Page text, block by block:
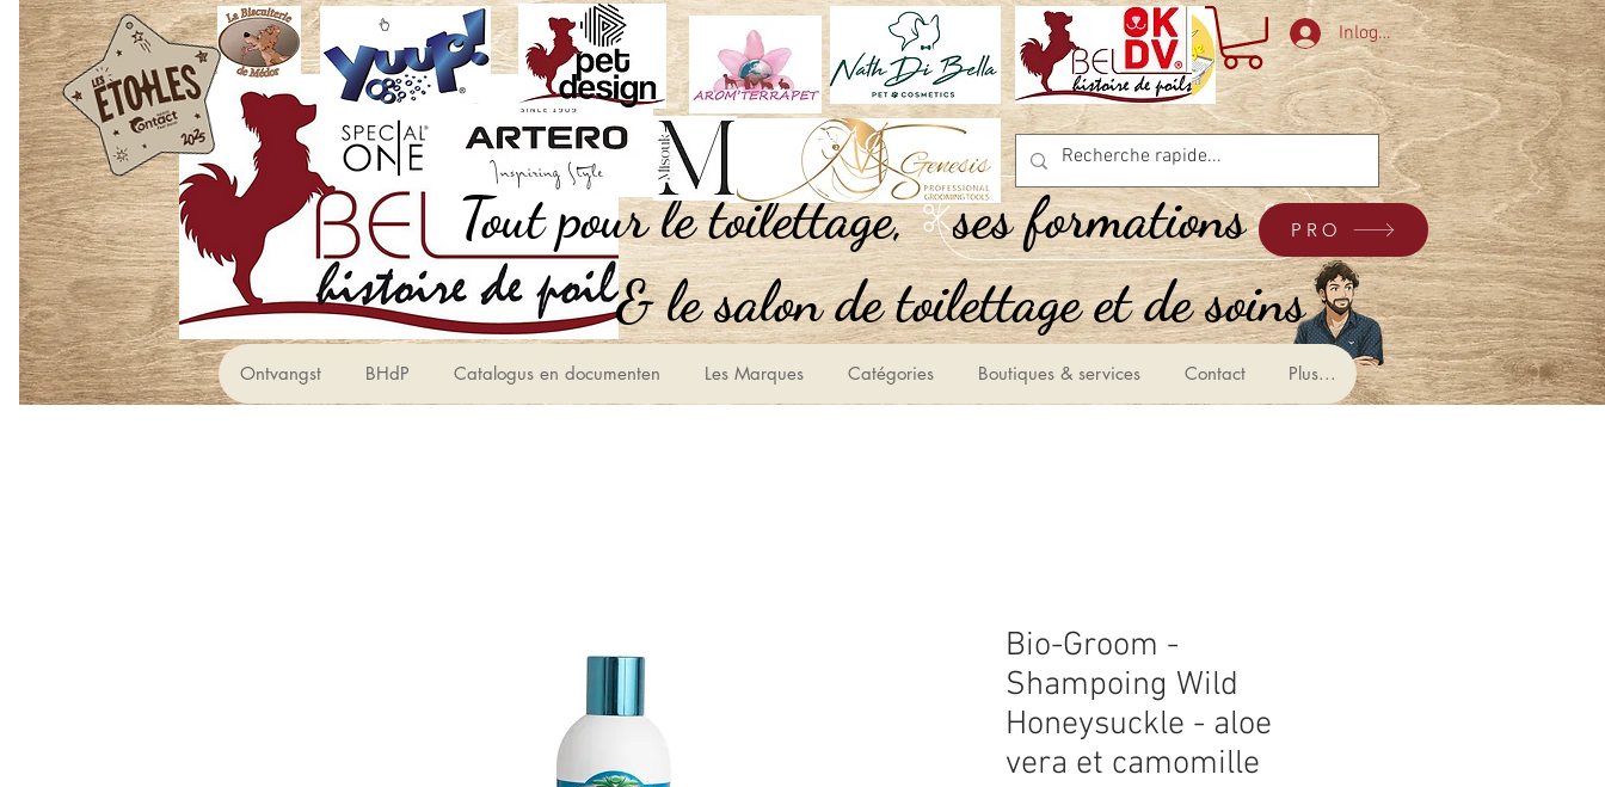
Inloggen
,Tout pour le toilettage
ses formations
le salon de toilettage et de soins &
Ontvangst BHdP Catalogus en documenten Les Marques Catégories Boutiques & services Contact Plus...
PRO
Bio-Groom -
Shampoing Wild
Honeysuckle - aloe
vera et camomille